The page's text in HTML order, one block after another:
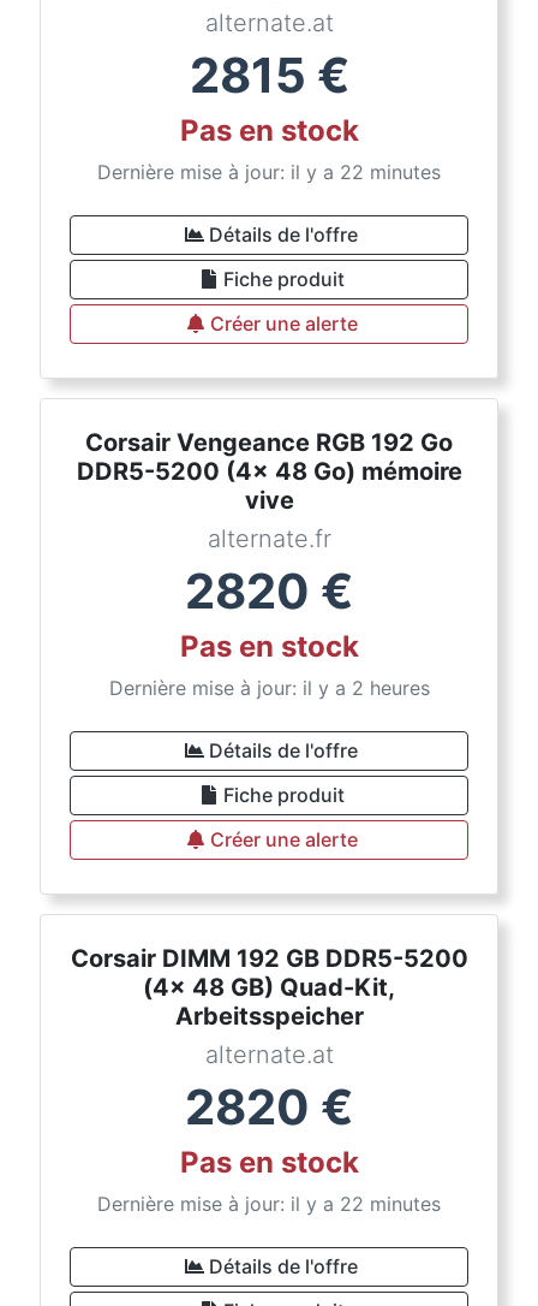
alternate.at
2815 €
Pas en stock
Dernière mise à jour: il y a 22 minutes
Détails de l'offre
Fiche produit
Créer une alerte
Corsair Vengeance RGB 192 Go
DDR5-5200 (4x 48 Go) mémoire
vive
alternate.fr
2820 €
Pas en stock
Dernière mise à jour: il y a 2 heures
Détails de l'offre
Fiche produit
Créer une alerte
Corsair DIMM 192 GB DDR5-5200
(4x 48 GB) Quad-Kit,
Arbeitsspeicher
alternate.at
2820 €
Pas en stock
Dernière mise à jour: il y a 22 minutes
Détails de l'offre